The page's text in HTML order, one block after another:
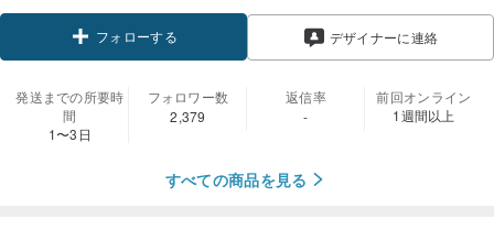
フォローする デザイナーに連絡
発送までの所要時
間
1〜3日
フォロワー数
2,379
返信率
-
前回オンライン
1週間以上
すべての商品を見る